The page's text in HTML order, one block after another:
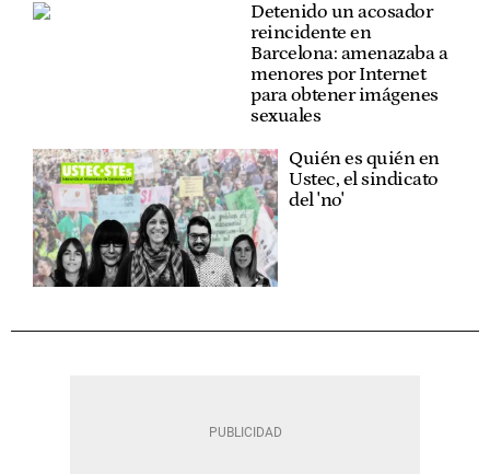
Detenido un acosador
reincidente en
Barcelona: amenazaba a
menores por Internet
para obtener imágenes
sexuales
Quién es quién en
Ustec, el sindicato
del 'no'